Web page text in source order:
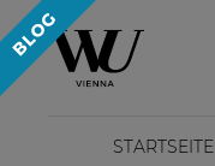
STARTSEITE